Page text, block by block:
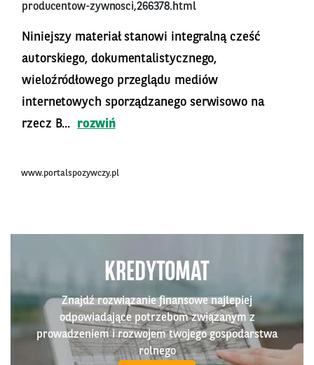
producentow-zywnosci,266378.html
Niniejszy materiał stanowi integralną cześć
autorskiego, dokumentalistycznego,
wieloźródłowego przeglądu mediów
internetowych sporządzanego serwisowo na
rzecz B...
rozwiń
www.portalspozywczy.pl
KREDYTOMAT
Znajdź rozwiązanie finansowe najlepiej
odpowiadające potrzebom związanym z
prowadzeniem i rozwojem twojego gospodarstwa
rolnego